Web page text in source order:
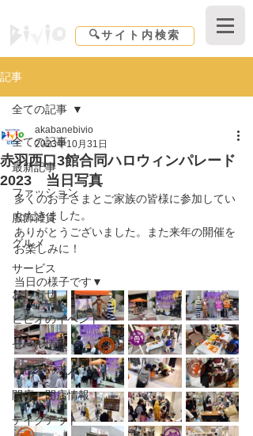
🔍サイト内検索
記事
全ての記事
最新記事
ファッション
服飾雑貨
グルメ
サービス
おしらせ
ビビオのイベント
セール情報
ビビオの求人
開店・閉店情報
テイクアウト
全ての記事
赤羽西口3館合同ハロウィンパレード
2023 当日写真
akabanebivio
2023年10月31日
多くのお子さまとご家族の皆様に参加してい
ただきました。
ありがとうございました。また来年の開催を
お楽しみに！
当日の様子です▼